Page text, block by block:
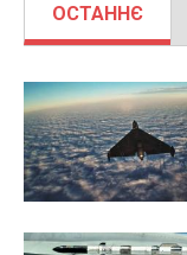
ОСТАННЄ